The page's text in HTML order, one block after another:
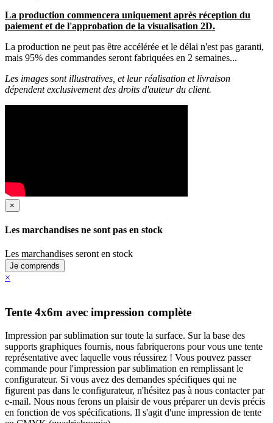
La production commencera uniquement après réception du
paiement et de l'approbation de la visualisation 2D.
La production ne peut pas être accélérée et le délai n'est pas garanti,
mais 95% des commandes seront fabriquées en 2 semaines...
Les images sont illustratives, et leur réalisation et livraison
dépendent exclusivement des droits d'auteur du client.
×
Les marchandises ne sont pas en stock
Les marchandises seront en stock
Je comprends
×
Tente 4x6m avec impression complète
Impression par sublimation sur toute la surface. Sur la base des
supports graphiques fournis, nous fabriquerons pour vous une tente
représentative avec laquelle vous réussirez ! Vous pouvez passer
commande pour l'impression par sublimation en remplissant le
configurateur. Si vous avez des demandes spécifiques qui ne
figurent pas dans le configurateur, n'hésitez pas à nous contacter par
e-mail. Nous nous ferons un plaisir de vous préparer un devis précis
en fonction de vos spécifications. Il s'agit d'une impression de tente